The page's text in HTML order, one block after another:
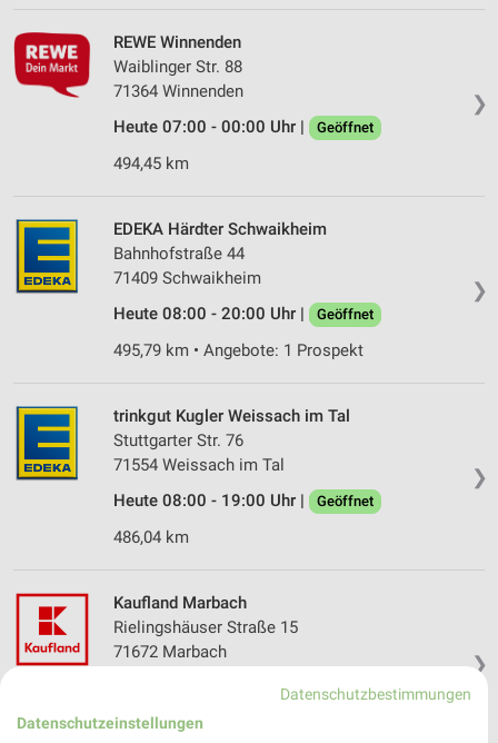
❯
REWE Winnenden
Waiblinger Str. 88
71364 Winnenden
Heute 07:00 - 00:00 Uhr |
Geöffnet
494,45 km
❯
EDEKA Härdter Schwaikheim
Bahnhofstraße 44
71409 Schwaikheim
Heute 08:00 - 20:00 Uhr |
Geöffnet
495,79 km • Angebote: 1 Prospekt
❯
trinkgut Kugler Weissach im Tal
Stuttgarter Str. 76
71554 Weissach im Tal
Heute 08:00 - 19:00 Uhr |
Geöffnet
486,04 km
❯
Kaufland Marbach
Rielingshäuser Straße 15
71672 Marbach
Heute 07:00 - 22:00 Uhr | Geöffnet
492,80 km • Angebote: 2 Prospekte
Datenschutzbestimmungen
Datenschutzeinstellungen